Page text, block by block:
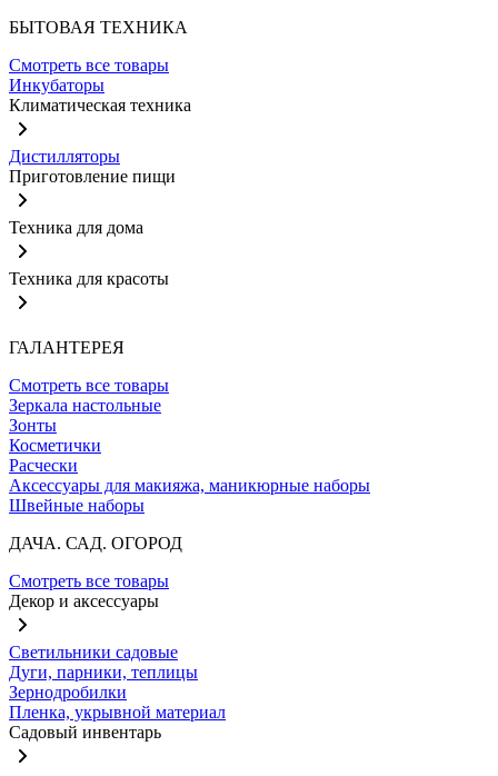
БЫТОВАЯ ТЕХНИКА
Смотреть все товары
Инкубаторы
Климатическая техника
Дистилляторы
Приготовление пищи
Техника для дома
Техника для красоты
ГАЛАНТЕРЕЯ
Смотреть все товары
Зеркала настольные
Зонты
Косметички
Расчески
Аксессуары для макияжа, маникюрные наборы
Швейные наборы
ДАЧА. САД. ОГОРОД
Смотреть все товары
Декор и аксессуары
Светильники садовые
Дуги, парники, теплицы
Зернодробилки
Пленка, укрывной материал
Садовый инвентарь